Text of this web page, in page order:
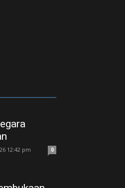
12:42 pm 0